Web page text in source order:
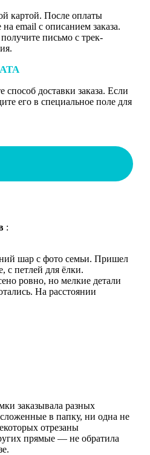
картой. После оплаты
email с описанием заказа.
письмо с трек-
способ доставки заказа. Если
его в специальное поле для
:
шар с фото семьи. Пришел
с петлей для ёлки.
ровно, но мелкие детали
На расстоянии
заказывала разных
в папку, ни одна не
отрезаны
прямые — не обратила